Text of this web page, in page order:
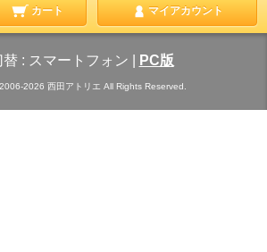
カート マイアカウント
: スマートフォン PC版
2026 西田アトリエ All Rights Reserved.